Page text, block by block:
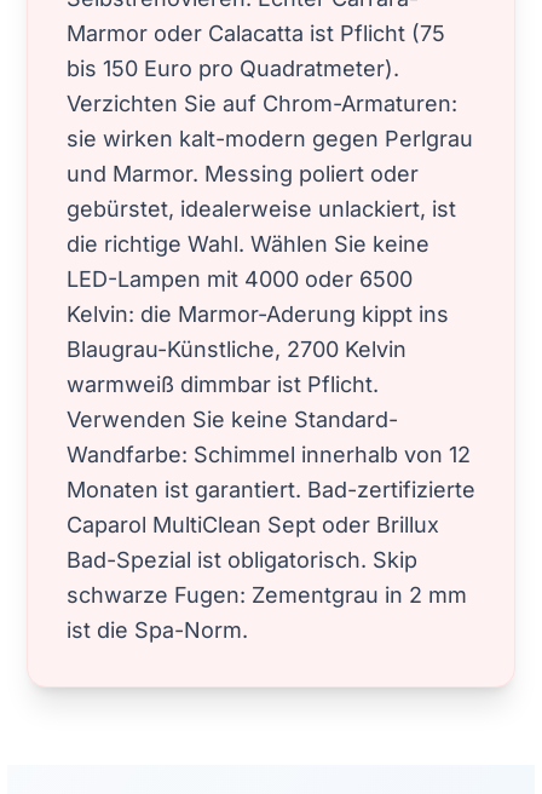
Marmor oder Calacatta ist Pflicht (75
bis 150 Euro pro Quadratmeter).
Verzichten Sie auf Chrom-Armaturen:
sie wirken kalt-modern gegen Perlgrau
und Marmor. Messing poliert oder
gebürstet, idealerweise unlackiert, ist
die richtige Wahl. Wählen Sie keine
LED-Lampen mit 4000 oder 6500
Kelvin: die Marmor-Aderung kippt ins
Blaugrau-Künstliche, 2700 Kelvin
warmweiß dimmbar ist Pflicht.
Verwenden Sie keine Standard-
Wandfarbe: Schimmel innerhalb von 12
Monaten ist garantiert. Bad-zertifizierte
Caparol MultiClean Sept oder Brillux
Bad-Spezial ist obligatorisch. Skip
schwarze Fugen: Zementgrau in 2 mm
ist die Spa-Norm.